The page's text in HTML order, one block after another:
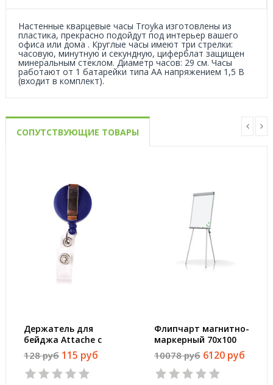
Настенные кварцевые часы Troyka изготовлены из
пластика, прекрасно подойдут под интерьер вашего
офиса или дома . Круглые часы имеют три стрелки:
часовую, минутную и секундную, циферблат защищен
минеральным стеклом. Диаметр часов: 29 см. Часы
работают от 1 батарейки типа АА напряжением 1,5 В
(входит в комплект).
СОПУТСТВУЮЩИЕ ТОВАРЫ
Держатель для
бейджа Attache с
рулеткой
128 руб 115 руб
Флипчарт магнитно-
маркерный 70х100
см на треноге
Attache
10078 руб 6120 руб